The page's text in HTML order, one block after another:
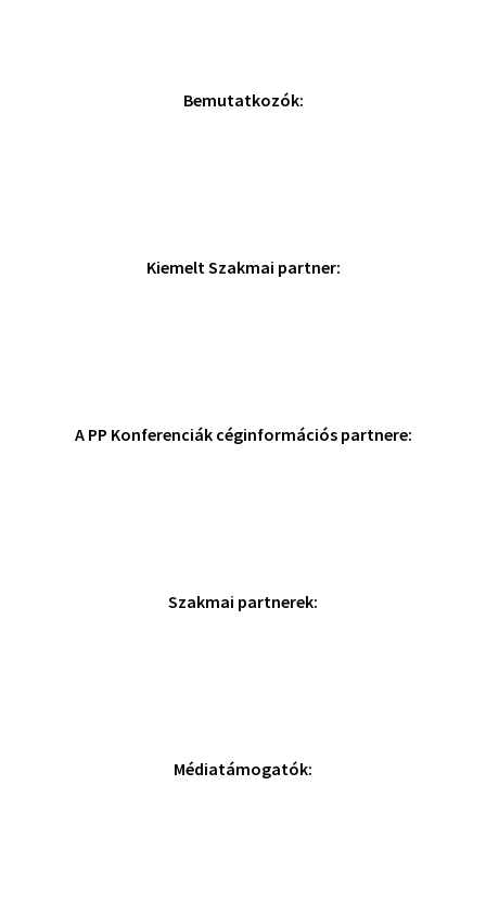
Bemutatkozók:
Kiemelt Szakmai partner:
A PP Konferenciák céginformációs partnere:
Szakmai partnerek:
Médiatámogatók: